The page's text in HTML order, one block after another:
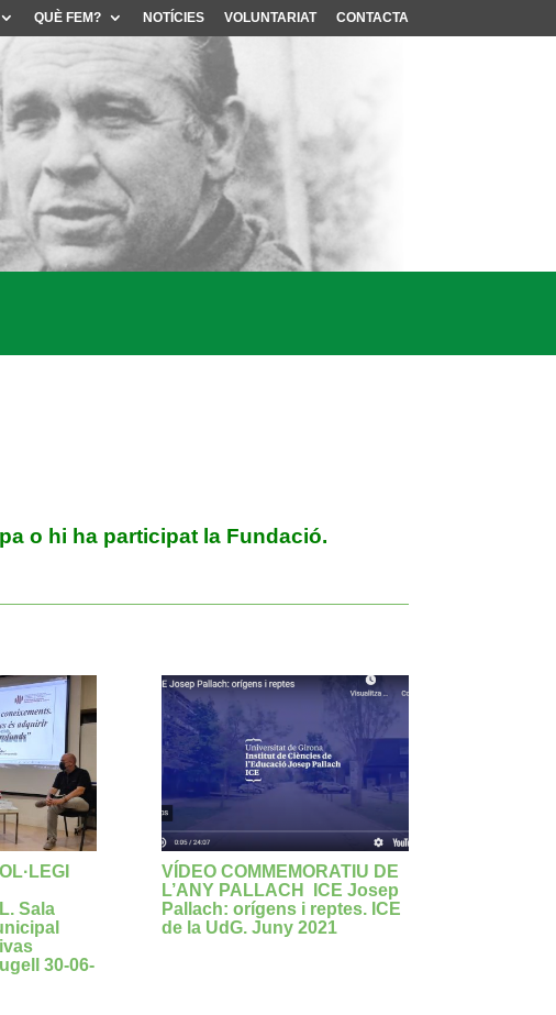
QUÈ FEM? NOTÍCIES VOLUNTARIAT CONTACTA
o hi ha participat la Fundació.
Sala
30-06-
VÍDEO COMMEMORATIU DE
L’ANY PALLACH ICE Josep
Pallach: orígens i reptes. ICE
de la UdG. Juny 2021